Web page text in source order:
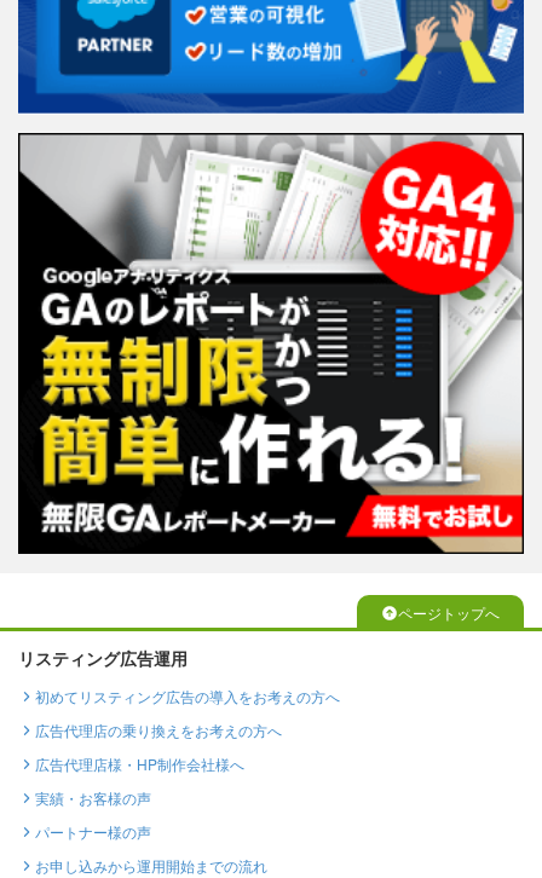
ページトップへ
リスティング広告運用
初めてリスティング広告の導入をお考えの方へ
広告代理店の乗り換えをお考えの方へ
広告代理店様・HP制作会社様へ
実績・お客様の声
パートナー様の声
お申し込みから運用開始までの流れ